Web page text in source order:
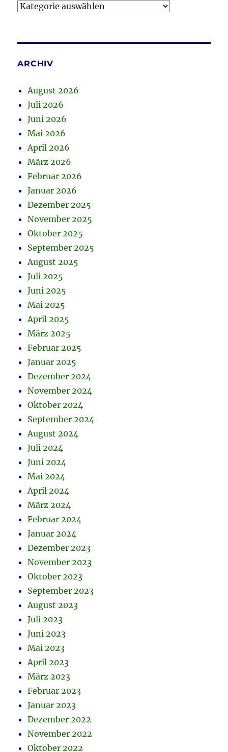
Kategorien
ARCHIV
August 2026
Juli 2026
Juni 2026
Mai 2026
April 2026
März 2026
Februar 2026
Januar 2026
Dezember 2025
November 2025
Oktober 2025
September 2025
August 2025
Juli 2025
Juni 2025
Mai 2025
April 2025
März 2025
Februar 2025
Januar 2025
Dezember 2024
November 2024
Oktober 2024
September 2024
August 2024
Juli 2024
Juni 2024
Mai 2024
April 2024
März 2024
Februar 2024
Januar 2024
Dezember 2023
November 2023
Oktober 2023
September 2023
August 2023
Juli 2023
Juni 2023
Mai 2023
April 2023
März 2023
Februar 2023
Januar 2023
Dezember 2022
November 2022
Oktober 2022